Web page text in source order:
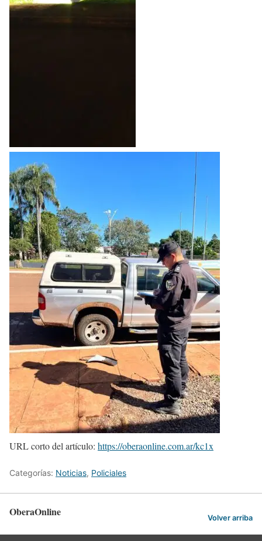
URL corto del artículo: https://oberaonline.com.ar/kc1x
Categorías: Noticias, Policiales
OberaOnline Volver arriba